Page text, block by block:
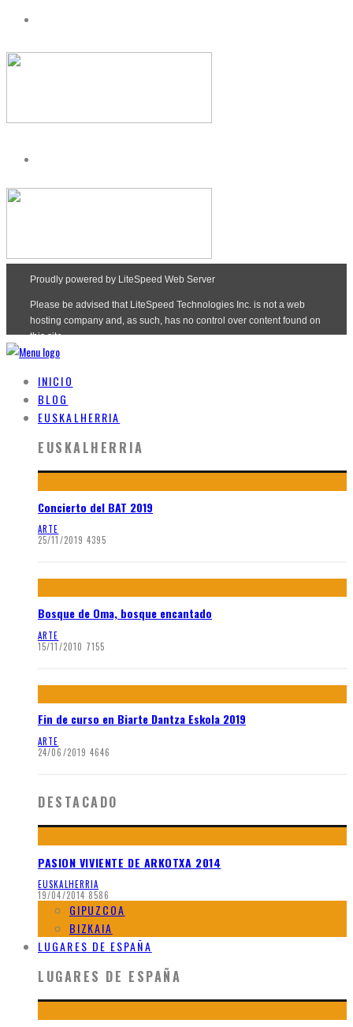
INICIO
BLOG
EUSKALHERRIA
EUSKALHERRIA
Concierto del BAT 2019
ARTE
25/11/2019 4395
Bosque de Oma, bosque encantado
ARTE
15/11/2010 7155
Fin de curso en Biarte Dantza Eskola 2019
ARTE
24/06/2019 4646
DESTACADO
PASION VIVIENTE DE ARKOTXA 2014
EUSKALHERRIA
19/04/2014 8586
GIPUZCOA
BIZKAIA
LUGARES DE ESPAÑA
LUGARES DE ESPAÑA